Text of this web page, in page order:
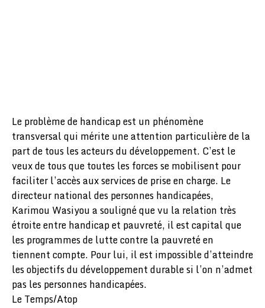
Le problème de handicap est un phénomène
transversal qui mérite une attention particulière de la
part de tous les acteurs du développement. C’est le
veux de tous que toutes les forces se mobilisent pour
faciliter l’accès aux services de prise en charge. Le
directeur national des personnes handicapées,
Karimou Wasiyou a souligné que vu la relation très
étroite entre handicap et pauvreté, il est capital que
les programmes de lutte contre la pauvreté en
tiennent compte. Pour lui, il est impossible d’atteindre
les objectifs du développement durable si l’on n’admet
pas les personnes handicapées.
Le Temps/Atop